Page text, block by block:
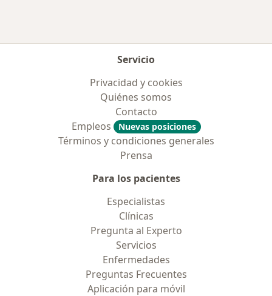
Servicio
Privacidad y cookies
Quiénes somos
Contacto
Empleos
Nuevas posiciones
Términos y condiciones generales
Prensa
Para los pacientes
Especialistas
Clínicas
Pregunta al Experto
Servicios
Enfermedades
Preguntas Frecuentes
Aplicación para móvil